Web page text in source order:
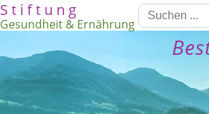
S t i f t u n g
Gesundheit & Ernährung